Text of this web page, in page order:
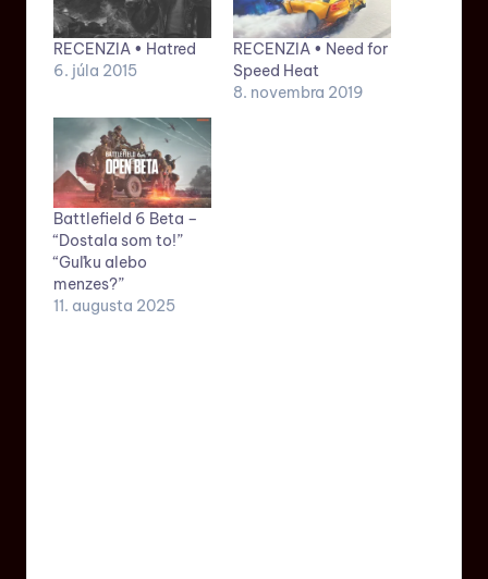
RECENZIA • Hatred
6. júla 2015
RECENZIA • Need for
Speed Heat
8. novembra 2019
Battlefield 6 Beta –
“Dostala som to!”
“Guľku alebo
menzes?”
11. augusta 2025